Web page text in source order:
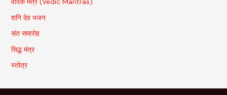
शनि देव भजन
संत समारोह
सिद्ध मंत्र
स्तोत्र